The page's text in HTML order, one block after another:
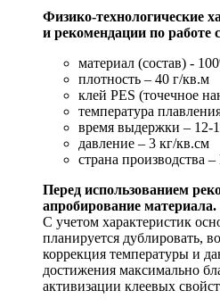
Физико-технологические
и рекомендации по работе
материал (состав) -
плотность – 40 г/кв.м
клей PES (точечное
температура
время выдержки – 12-
давление – 3 кг/кв.см
страна производства
Перед использованием
апробирование материала.
С учетом характеристик
планируется дублировать,
коррекция температуры и
достижения максимально
активизации клеевых